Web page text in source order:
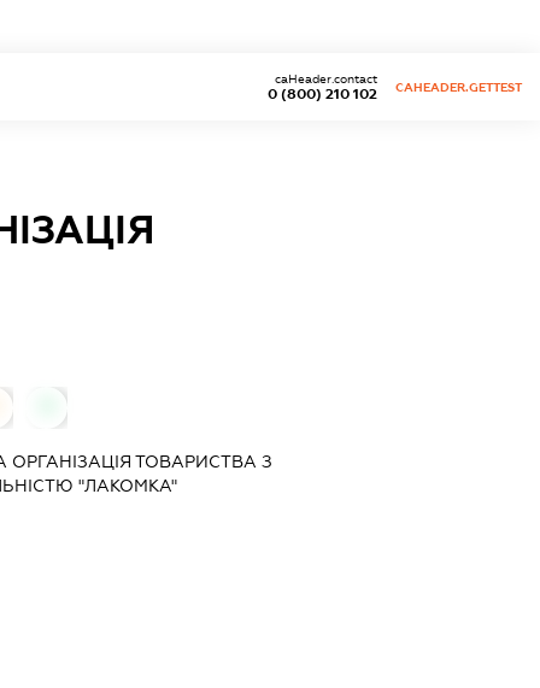
0 (800) 210 102
caHeader.contact
CAHEADER.GETTEST
ТОВАРИСТВА З
"ЛАКОМКА"